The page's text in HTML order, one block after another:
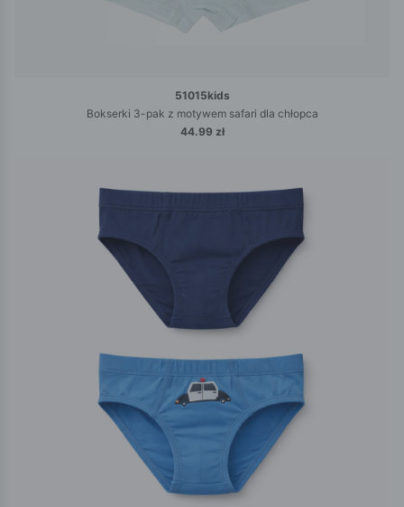
51015kids
Bokserki 3-pak z motywem safari dla chłopca
44.99 zł